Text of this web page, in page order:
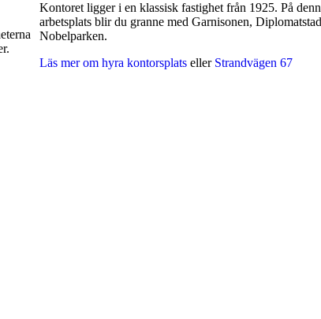
Kontoret ligger i en klassisk fastighet från 1925. På
arbetsplats blir du granne med Garnisonen,
Nobelparken.
Läs mer om hyra kontorsplats eller Strandvägen 67